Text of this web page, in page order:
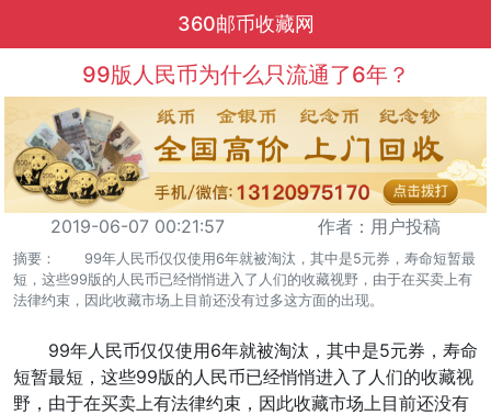
360邮币收藏网
99版人民币为什么只流通了6年？
2019-06-07 00:21:57 作者：用户投稿
摘要： 99年人民币仅仅使用6年就被淘汰，其中是5元券，寿命短暂最
短，这些99版的人民币已经悄悄进入了人们的收藏视野，由于在买卖上有
法律约束，因此收藏市场上目前还没有过多这方面的出现。
99年人民币仅仅使用6年就被淘汰，其中是5元券，寿命
短暂最短，这些99版的人民币已经悄悄进入了人们的收藏视
野，由于在买卖上有法律约束，因此收藏市场上目前还没有